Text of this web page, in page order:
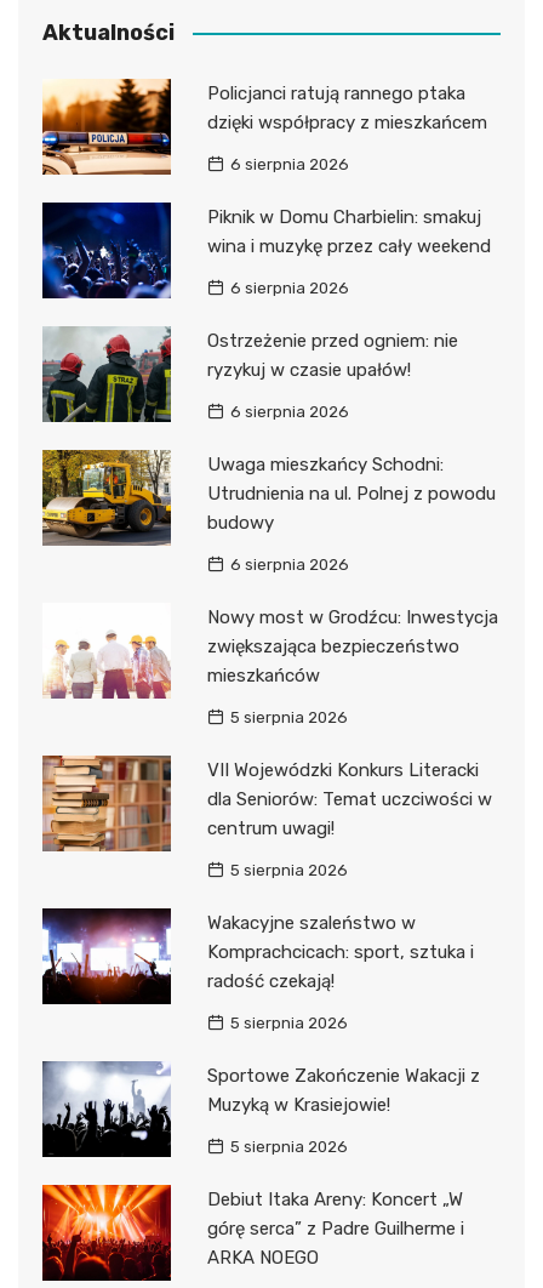
Aktualności
Policjanci ratują rannego ptaka
dzięki współpracy z mieszkańcem
6 sierpnia 2026
Piknik w Domu Charbielin: smakuj
wina i muzykę przez cały weekend
6 sierpnia 2026
Ostrzeżenie przed ogniem: nie
ryzykuj w czasie upałów!
6 sierpnia 2026
Uwaga mieszkańcy Schodni:
Utrudnienia na ul. Polnej z powodu
budowy
6 sierpnia 2026
Nowy most w Grodźcu: Inwestycja
zwiększająca bezpieczeństwo
mieszkańców
5 sierpnia 2026
VII Wojewódzki Konkurs Literacki
dla Seniorów: Temat uczciwości w
centrum uwagi!
5 sierpnia 2026
Wakacyjne szaleństwo w
Komprachcicach: sport, sztuka i
radość czekają!
5 sierpnia 2026
Sportowe Zakończenie Wakacji z
Muzyką w Krasiejowie!
5 sierpnia 2026
Debiut Itaka Areny: Koncert „W
górę serca” z Padre Guilherme i
ARKA NOEGO